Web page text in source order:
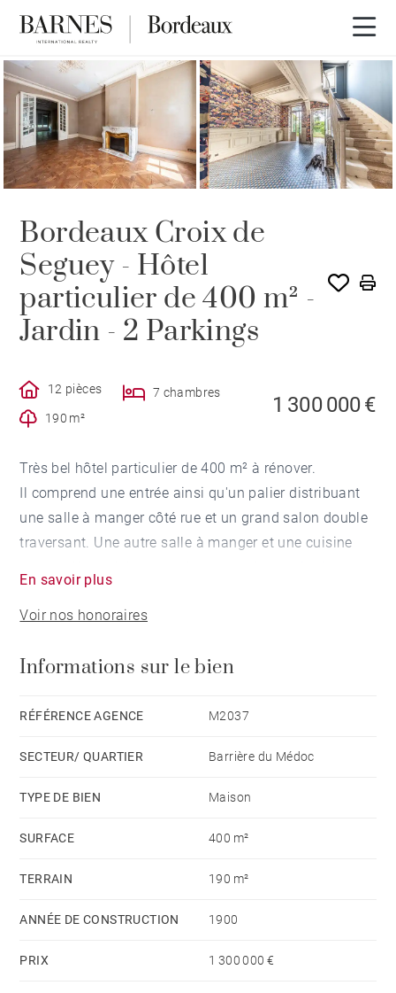
Bordeaux Croix de
Seguey - Hôtel
particulier de 400 m² -
Jardin - 2 Parkings
12 pièces
7 chambres
190 m²
1 300 000 €
Très bel hôtel particulier de 400 m² à rénover.
Il comprend une entrée ainsi qu'un palier distribuant
une salle à manger côté rue et un grand salon double
traversant. Une autre salle à manger et une cuisine
étage, cinq chambres dont une avec terrasse, trois
salles de bains et une salle d'eau.
un bureau sous comble ainsi que des combles. Au
m² complète ce bien rare et unique.
En savoir plus
Voir nos honoraires
Informations sur le bien
RÉFÉRENCE AGENCE M2037
SECTEUR/ QUARTIER Barrière du Médoc
TYPE DE BIEN Maison
SURFACE 400 m²
TERRAIN 190 m²
ANNÉE DE CONSTRUCTION 1900
PRIX 1 300 000 €